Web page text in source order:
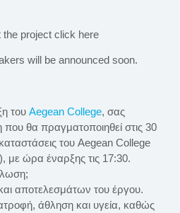
the project click here
will be announced soon.
του Aegean College, σας
θα πραγματοποιηθεί στις 30
του Aegean College
με ώρα έναρξης τις 17:30.
αποτελεσμάτων του έργου.
άθληση και υγεία, καθώς